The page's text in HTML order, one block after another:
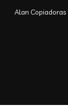
Alan Copiadoras